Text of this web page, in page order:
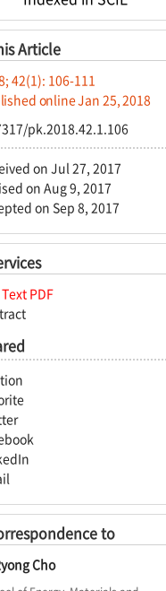
Article
42(1): 106-111
online Jan 25, 2018
pk.2018.42.1.106
on Jul 27, 2017
on Aug 9, 2017
on Sep 8, 2017
PDF
to
Cho